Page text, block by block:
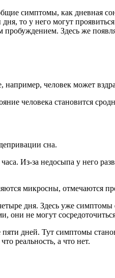
симптомы, как дневная
то у него могут
пробуждением. Здесь же
человек может
человека становится
сна.
Из-за недосыпа у него
микросны, отмечаются
дня. Здесь уже
они не могут
дней. Тут симптомы
реальность, а что нет.